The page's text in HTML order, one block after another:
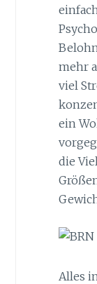
mehr
viel
ein
die
Alles